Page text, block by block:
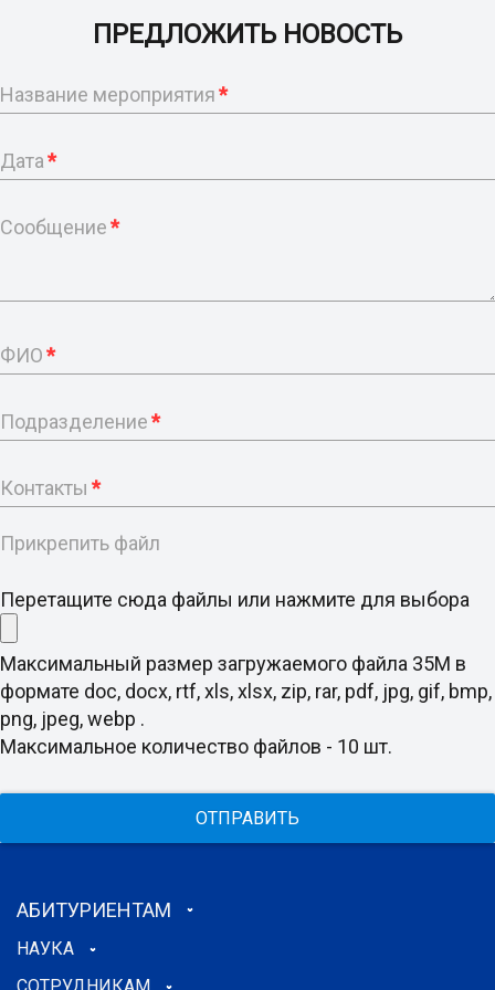
ПРЕДЛОЖИТЬ НОВОСТЬ
Название мероприятия*
Дата*
Сообщение*
ФИО*
Подразделение*
Контакты *
Прикрепить файл
Перетащите сюда файлы или нажмите для выбора
Максимальный размер загружаемого файла 35M в
формате doc, docx, rtf, xls, xlsx, zip, rar, pdf, jpg, gif, bmp,
png, jpeg, webp .
Максимальное количество файлов - 10 шт.
ОТПРАВИТЬ
АБИТУРИЕНТАМ
НАУКА
СОТРУДНИКАМ